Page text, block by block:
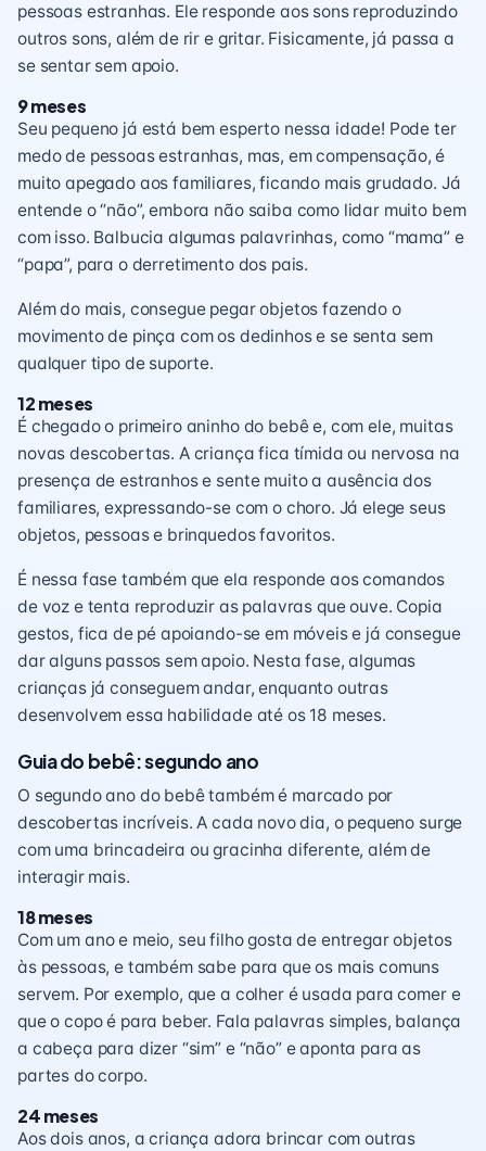
pessoas estranhas. Ele responde aos sons reproduzindo
outros sons, além de rir e gritar. Fisicamente, já passa a
se sentar sem apoio.
9 meses
Seu pequeno já está bem esperto nessa idade! Pode ter
medo de pessoas estranhas, mas, em compensação, é
muito apegado aos familiares, ficando mais grudado. Já
entende o “não”, embora não saiba como lidar muito bem
com isso. Balbucia algumas palavrinhas, como “mama” e
“papa”, para o derretimento dos pais.
Além do mais, consegue pegar objetos fazendo o
movimento de pinça com os dedinhos e se senta sem
qualquer tipo de suporte.
12 meses
É chegado o primeiro aninho do bebê e, com ele, muitas
novas descobertas. A criança fica tímida ou nervosa na
presença de estranhos e sente muito a ausência dos
familiares, expressando-se com o choro. Já elege seus
objetos, pessoas e brinquedos favoritos.
É nessa fase também que ela responde aos comandos
de voz e tenta reproduzir as palavras que ouve. Copia
gestos, fica de pé apoiando-se em móveis e já consegue
dar alguns passos sem apoio. Nesta fase, algumas
crianças já conseguem andar, enquanto outras
desenvolvem essa habilidade até os 18 meses.
Guia do bebê: segundo ano
O segundo ano do bebê também é marcado por
descobertas incríveis. A cada novo dia, o pequeno surge
com uma brincadeira ou gracinha diferente, além de
interagir mais.
18 meses
Com um ano e meio, seu filho gosta de entregar objetos
às pessoas, e também sabe para que os mais comuns
servem. Por exemplo, que a colher é usada para comer e
que o copo é para beber. Fala palavras simples, balança
a cabeça para dizer “sim” e “não” e aponta para as
partes do corpo.
24 meses
Aos dois anos, a criança adora brincar com outras